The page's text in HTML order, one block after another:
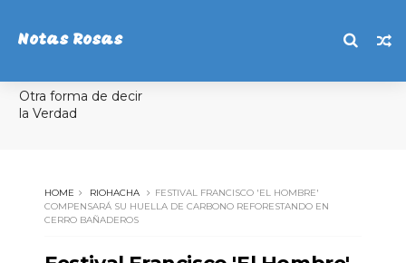
Notas Rosas
Otra forma de decir
la Verdad
HOME RIOHACHA
FESTIVAL FRANCISCO 'EL HOMBRE'
COMPENSARÁ SU HUELLA DE CARBONO REFORESTANDO EN
CERRO BAÑADEROS